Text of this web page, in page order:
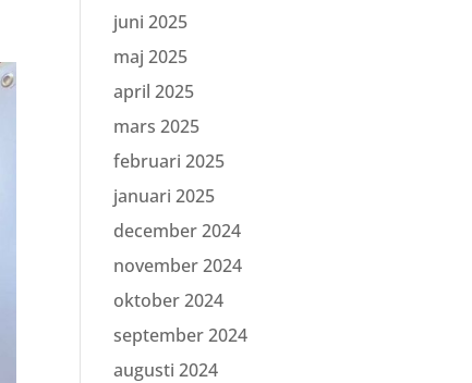
juni 2025
maj 2025
april 2025
mars 2025
februari 2025
januari 2025
december 2024
november 2024
oktober 2024
september 2024
augusti 2024